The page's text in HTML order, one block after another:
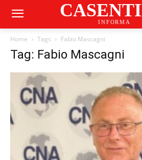
INFORMA
Home Tags Fabio Mascagni
Tag: Fabio Mascagni